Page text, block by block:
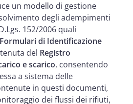
un modello di gestione
degli adempimenti
152/2006 quali
Formulari di Identificazione
del Registro
e scarico, consentendo
a sistema delle
in questi documenti,
dei flussi dei rifiuti,